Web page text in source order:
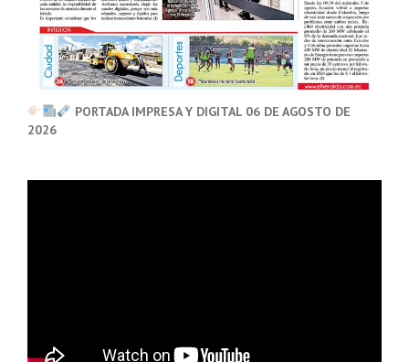
PORTADA IMPRESA Y DIGITAL 06 DE AGOSTO DE
2026